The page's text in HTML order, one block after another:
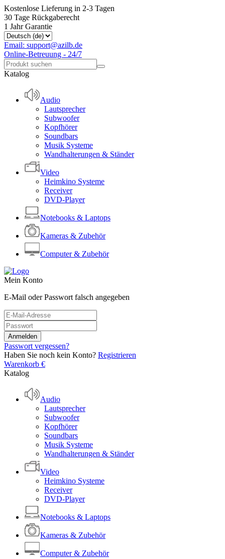
Kostenlose Lieferung in 2-3 Tagen
30 Tage Rückgaberecht
1 Jahr Garantie
Email: support@azilb.de
Online-Betreuung - 24/7
Katalog
Audio
Lautsprecher
Subwoofer
Kopfhörer
Soundbars
Musik Systeme
Wandhalterungen & Ständer
Video
Heimkino Systeme
Receiver
DVD-Player
Notebooks & Laptops
Kameras & Zubehör
Computer & Zubehör
Mein Konto
E-Mail oder Passwort falsch angegeben
Passwort vergessen?
Haben Sie noch kein Konto? Registrieren
Warenkorb €
Katalog
Audio
Lautsprecher
Subwoofer
Kopfhörer
Soundbars
Musik Systeme
Wandhalterungen & Ständer
Video
Heimkino Systeme
Receiver
DVD-Player
Notebooks & Laptops
Kameras & Zubehör
Computer & Zubehör